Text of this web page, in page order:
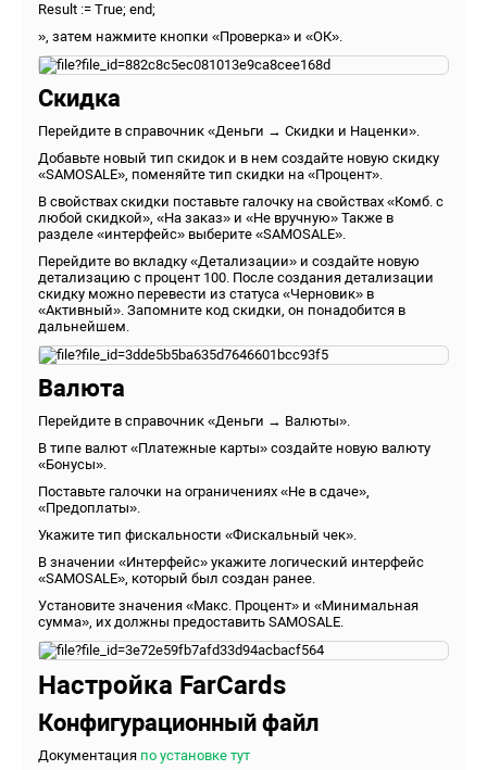
Result := True; end;
», затем нажмите кнопки «Проверка» и «ОК».
Скидка
Перейдите в справочник «Деньги → Скидки и Наценки».
Добавьте новый тип скидок и в нем создайте новую скидку
«SAMOSALE», поменяйте тип скидки на «Процент».
В свойствах скидки поставьте галочку на свойствах «Комб. с
любой скидкой», «На заказ» и «Не вручную» Также в
разделе «интерфейс» выберите «SAMOSALE».
Перейдите во вкладку «Детализации» и создайте новую
детализацию с процент 100. После создания детализации
скидку можно перевести из статуса «Черновик» в
«Активный». Запомните код скидки, он понадобится в
дальнейшем.
Валюта
Перейдите в справочник «Деньги → Валюты».
В типе валют «Платежные карты» создайте новую валюту
«Бонусы».
Поставьте галочки на ограничениях «Не в сдаче»,
«Предоплаты».
Укажите тип фискальности «Фискальный чек».
В значении «Интерфейс» укажите логический интерфейс
«SAMOSALE», который был создан ранее.
Установите значения «Макс. Процент» и «Минимальная
сумма», их должны предоставить SAMOSALE.
Настройка FarCards
Конфигурационный файл
Документация по установке тут